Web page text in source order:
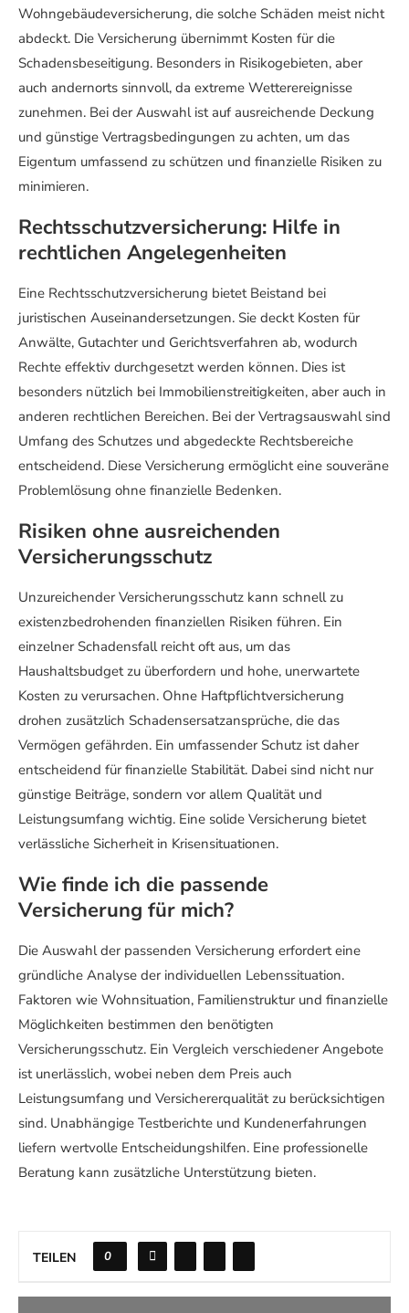
Wohngebäudeversicherung, die solche Schäden meist nicht
abdeckt. Die Versicherung übernimmt Kosten für die
Schadensbeseitigung. Besonders in Risikogebieten, aber
auch andernorts sinnvoll, da extreme Wetterereignisse
zunehmen. Bei der Auswahl ist auf ausreichende Deckung
und günstige Vertragsbedingungen zu achten, um das
Eigentum umfassend zu schützen und finanzielle Risiken zu
minimieren.
Rechtsschutzversicherung: Hilfe in
rechtlichen Angelegenheiten
Eine Rechtsschutzversicherung bietet Beistand bei
juristischen Auseinandersetzungen. Sie deckt Kosten für
Anwälte, Gutachter und Gerichtsverfahren ab, wodurch
Rechte effektiv durchgesetzt werden können. Dies ist
besonders nützlich bei Immobilienstreitigkeiten, aber auch in
anderen rechtlichen Bereichen. Bei der Vertragsauswahl sind
Umfang des Schutzes und abgedeckte Rechtsbereiche
entscheidend. Diese Versicherung ermöglicht eine souveräne
Problemlösung ohne finanzielle Bedenken.
Risiken ohne ausreichenden
Versicherungsschutz
Unzureichender Versicherungsschutz kann schnell zu
existenzbedrohenden finanziellen Risiken führen. Ein
einzelner Schadensfall reicht oft aus, um das
Haushaltsbudget zu überfordern und hohe, unerwartete
Kosten zu verursachen. Ohne Haftpflichtversicherung
drohen zusätzlich Schadensersatzansprüche, die das
Vermögen gefährden. Ein umfassender Schutz ist daher
entscheidend für finanzielle Stabilität. Dabei sind nicht nur
günstige Beiträge, sondern vor allem Qualität und
Leistungsumfang wichtig. Eine solide Versicherung bietet
verlässliche Sicherheit in Krisensituationen.
Wie finde ich die passende
Versicherung für mich?
Die Auswahl der passenden Versicherung erfordert eine
gründliche Analyse der individuellen Lebenssituation.
Faktoren wie Wohnsituation, Familienstruktur und finanzielle
Möglichkeiten bestimmen den benötigten
Versicherungsschutz. Ein Vergleich verschiedener Angebote
ist unerlässlich, wobei neben dem Preis auch
Leistungsumfang und Versichererqualität zu berücksichtigen
sind. Unabhängige Testberichte und Kundenerfahrungen
liefern wertvolle Entscheidungshilfen. Eine professionelle
Beratung kann zusätzliche Unterstützung bieten.
TEILEN 0